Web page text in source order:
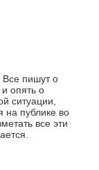
Все пишут о
опять о
ситуации,
на публике во
все эти